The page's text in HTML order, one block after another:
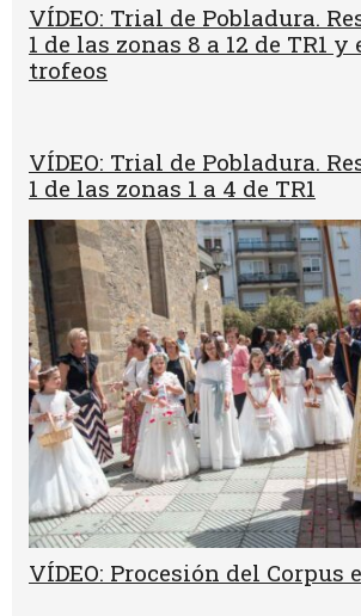
VÍDEO: Trial de Pobladura.
1 de las zonas 8 a 12 de TR1
trofeos
VÍDEO: Trial de Pobladura.
1 de las zonas 1 a 4 de TR1
VÍDEO: Procesión del Corpus